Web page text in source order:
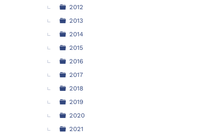
►
2012
2013
2014
2015
2016
2017
2018
2019
2020
2021